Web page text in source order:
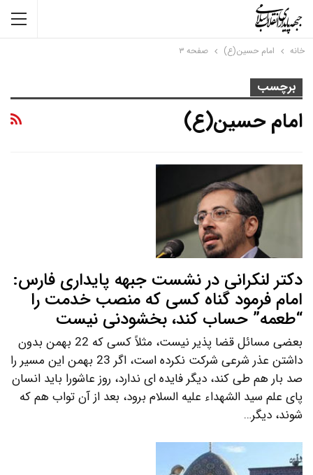
خانه امام حسین(ع) صفحه ۳
برچسب
امام حسین(ع)
دکتر لنکرانی در نشست جبهه پایداری فارس:
امام فرمود گناه کسی که منصب خدمت را
“طعمه” حساب کند، بخشودنی نیست
بعضی مسائل قضا پذیر نیست، مثلاً کسی که 22 بهمن بدون
داشتن عذر شرعی شرکت نکرده است، اگر 23 بهمن این مسیر را
صد بار هم طی کند، دیگر فایده ای ندارد، روز عاشورا باید انسان
پای علم سید الشهداء علیه السلام برود، بعد از آن تواب هم که
شوند، دیگر…